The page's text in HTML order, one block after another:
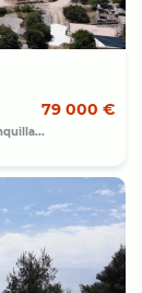
79 000 €